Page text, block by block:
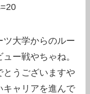
ツ大学からのルー
ー戦やちゃね。
とうございますや
キャリアを進んで